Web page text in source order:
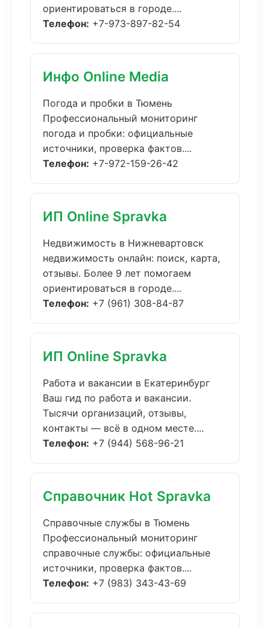
ориентироваться в городе....
Телефон: +7-973-897-82-54
Инфо Online Media
Погода и пробки в Тюмень
Профессиональный мониторинг
погода и пробки: официальные
источники, проверка фактов....
Телефон: +7-972-159-26-42
ИП Online Spravka
Недвижимость в Нижневартовск
недвижимость онлайн: поиск, карта,
отзывы. Более 9 лет помогаем
ориентироваться в городе....
Телефон: +7 (961) 308-84-87
ИП Online Spravka
Работа и вакансии в Екатеринбург
Ваш гид по работа и вакансии.
Тысячи организаций, отзывы,
контакты — всё в одном месте....
Телефон: +7 (944) 568-96-21
Справочник Hot Spravka
Справочные службы в Тюмень
Профессиональный мониторинг
справочные службы: официальные
источники, проверка фактов....
Телефон: +7 (983) 343-43-69